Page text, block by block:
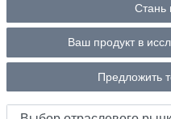
Стань
Ваш продукт в
Предложить